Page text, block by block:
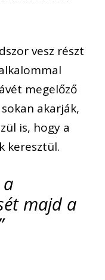
vesz részt
megelőző
akarják,
is, hogy a
keresztül.
majd a